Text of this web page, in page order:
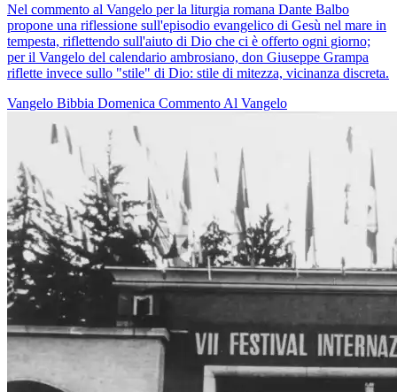
Nel commento al Vangelo per la liturgia romana Dante Balbo
propone una riflessione sull'episodio evangelico di Gesù nel mare in
tempesta, riflettendo sull'aiuto di Dio che ci è offerto ogni giorno;
per il Vangelo del calendario ambrosiano, don Giuseppe Grampa
riflette invece sullo "stile" di Dio: stile di mitezza, vicinanza discreta.
Vangelo Bibbia Domenica Commento Al Vangelo